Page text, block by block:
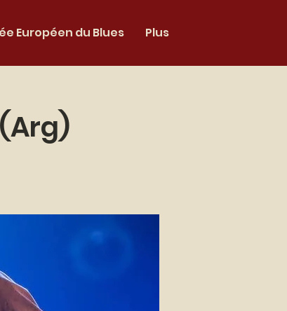
Européen du Blues Plus